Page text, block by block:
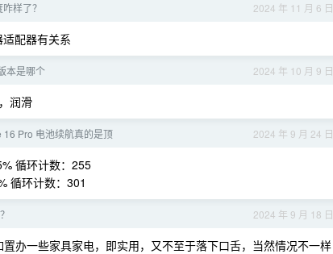
2024 年 11 月 6 日
样了？
配器有关系
2024 年 10 月 9 日
本是哪个
润滑
2024 年 9 月 24 日
Pro 电池续航真的是顶
循环计数：255
循环计数：301
2024 年 9 月 18 日
办一些家具家电，即实用，又不至于落下口舌，当然情况不一样